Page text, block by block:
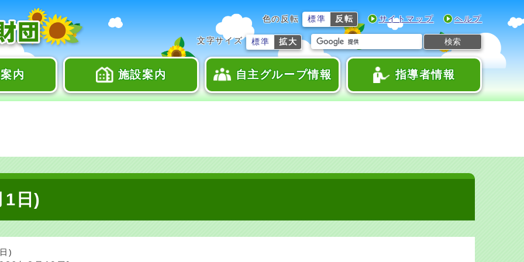
色の反転 標準 反転 サイトマップ ヘルプ
文字サイズ 標準 拡大 検索
内 施設案内 自主グループ情報 指導者情報
1日)
)